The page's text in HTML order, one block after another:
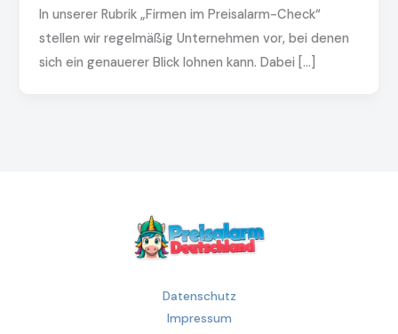
In unserer Rubrik „Firmen im Preisalarm-Check“
stellen wir regelmäßig Unternehmen vor, bei denen
sich ein genauerer Blick lohnen kann. Dabei […]
Datenschutz
Impressum